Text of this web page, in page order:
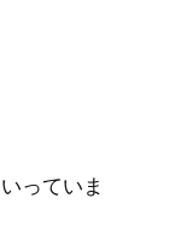
っていま